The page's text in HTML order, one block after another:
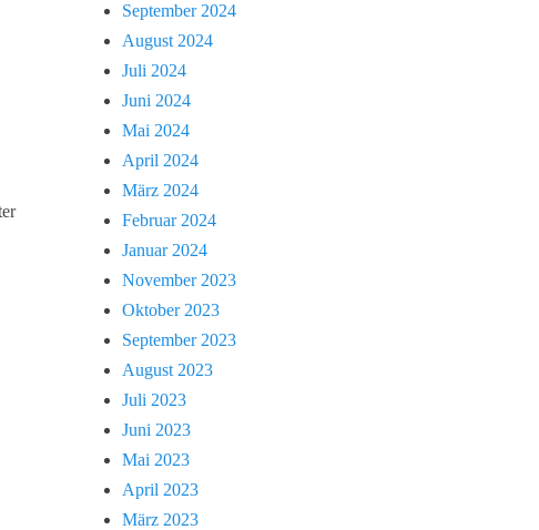
September 2024
August 2024
Juli 2024
Juni 2024
Mai 2024
April 2024
März 2024
Februar 2024
Januar 2024
November 2023
Oktober 2023
September 2023
August 2023
Juli 2023
Juni 2023
Mai 2023
April 2023
März 2023